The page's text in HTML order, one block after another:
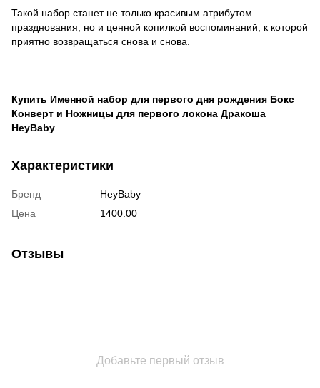
Такой набор станет не только красивым атрибутом
празднования, но и ценной копилкой воспоминаний, к которой
приятно возвращаться снова и снова.
Купить Именной набор для первого дня рождения Бокс
Конверт и Ножницы для первого локона Дракоша
HeyBaby
Характеристики
Бренд
HeyBaby
Цена
1400.00
Отзывы
Добавьте первый отзыв